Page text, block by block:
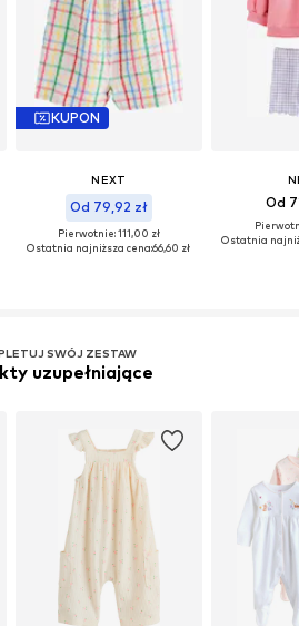
KUPON
NEXT
Od 79,92 zł
Pierwotnie: 111,00 zł
Ostatnia najniższa cena:66,60 zł
Od
Ostatnia
SWÓJ ZESTAW
uzupełniające